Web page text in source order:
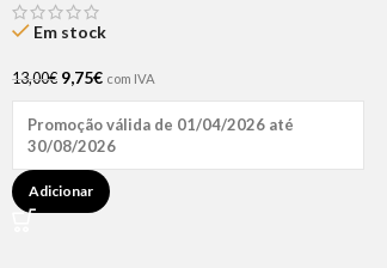
Em stock
13,00€ 9,75€ com IVA
Promoção válida de 01/04/2026 até
30/08/2026
Adicionar